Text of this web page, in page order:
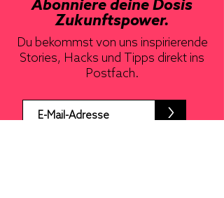
Abonniere deine Dosis
Zukunftspower.
Du bekommst von uns inspirierende
Stories, Hacks und Tipps direkt ins
Postfach.
>